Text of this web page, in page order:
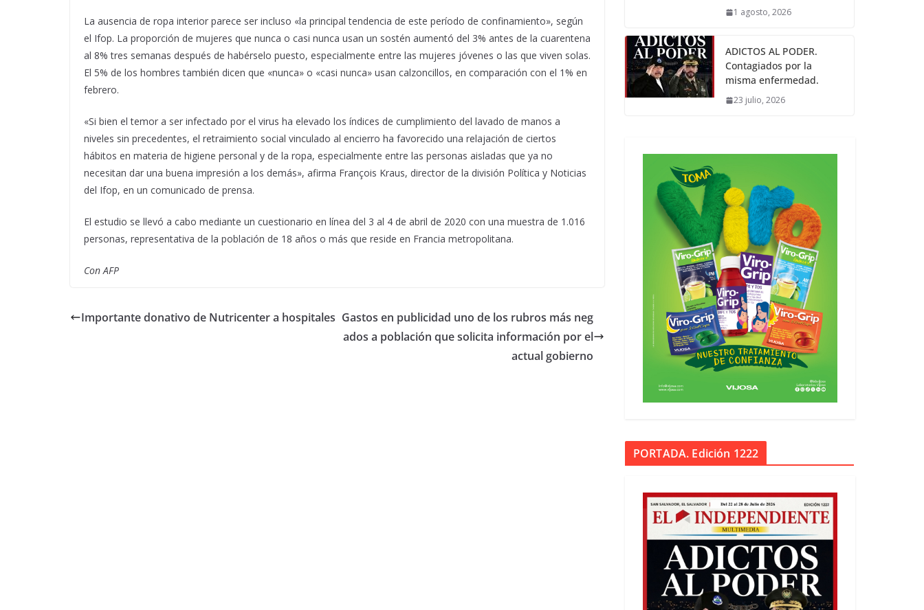
La ausencia de ropa interior parece ser incluso «la principal tendencia de este período de confinamiento», según
el Ifop. La proporción de mujeres que nunca o casi nunca usan un sostén aumentó del 3% antes de la cuarentena
al 8% tres semanas después de habérselo puesto, especialmente entre las mujeres jóvenes o las que viven solas.
El 5% de los hombres también dicen que «nunca» o «casi nunca» usan calzoncillos, en comparación con el 1% en
febrero.
«Si bien el temor a ser infectado por el virus ha elevado los índices de cumplimiento del lavado de manos a
niveles sin precedentes, el retraimiento social vinculado al encierro ha favorecido una relajación de ciertos
hábitos en materia de higiene personal y de la ropa, especialmente entre las personas aisladas que ya no
necesitan dar una buena impresión a los demás», afirma François Kraus, director de la división Política y Noticias
del Ifop, en un comunicado de prensa.
El estudio se llevó a cabo mediante un cuestionario en línea del 3 al 4 de abril de 2020 con una muestra de 1.016
personas, representativa de la población de 18 años o más que reside en Francia metropolitana.
Con AFP
Importante donativo de Nutricenter a hospitales Gastos en publicidad uno de los rubros más neg
ados a población que solicita información por el
actual gobierno
1 agosto, 2026
ADICTOS AL PODER.
Contagiados por la
misma enfermedad.
23 julio, 2026
PORTADA. Edición 1222